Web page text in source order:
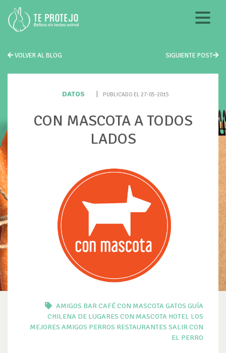
VOLVER AL BLOG SIGUIENTE POST
DATOS PUBLICADO EL 27-05-2015
CON MASCOTA A TODOS
LADOS
AMIGOS BARCAFÉCON MASCOTA GATOS GUÍA
CHILENA DE LUGARES CON MASCOTA HOTEL LOS
MEJORES AMIGOS PERROS RESTAURANTES SALIR CON
EL PERRO